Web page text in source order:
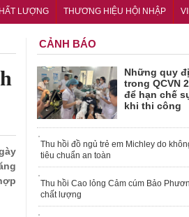
LƯỢNG THƯƠNG HIỆU HỘI NHẬP
CẢNH BÁO
Những quy
trong QCVN
để hạn chế
khi thi công
Thu hồi đồ ngủ trẻ em Michley do
tiêu chuẩn an toàn
Thu hồi Cao lỏng Cảm cúm Bảo
chất lượng